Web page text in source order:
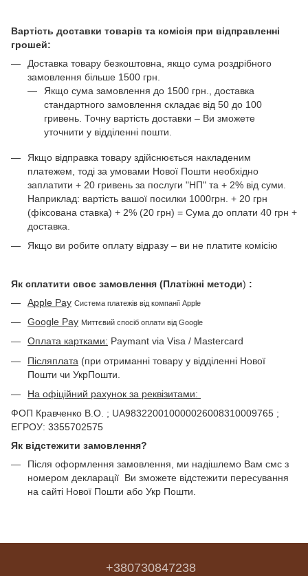
Вартість доставки товарів та комісія при відправленні
грошей:
Доставка товару безкоштовна, якщо сума роздрібного
замовлення більше 1500 грн.
Якщо сума замовлення до 1500 грн., доставка
стандартного замовлення складає від 50 до 100
гривень. Точну вартість доставки – Ви зможете
уточнити у відділенні пошти.
Якщо відправка товару здійснюється накладеним
платежем, тоді за умовами Нової Пошти необхідно
заплатити + 20 гривень за послуги "НП" та + 2% від суми.
Наприклад: вартість вашої посилки 1000грн. + 20 грн
(фіксована ставка) + 2% (20 грн) = Сума до оплати 40 грн +
доставка.
Якщо ви робите оплату відразу – ви не платите комісію
Як сплатити своє замовлення (Платіжні методи) :
Apple Pay Система платежів від компанії Apple
Google Pay Миттєвий спосіб оплати від Google
Оплата картками: Paymant via Visa / Mastercard
Післяплата (при отриманні товару у відділенні Нової
Пошти чи УкрПошти.
На офіційний рахунок за реквізитами:
ФОП Кравченко В.О. ; UA983220010000026008310009765 ;
ЕГРОУ: 3355702575
Як відстежити замовлення?
Після оформлення замовлення, ми надішлемо Вам смс з
номером декларації Ви зможете відстежити пересування
на сайті Нової Пошти або Укр Пошти.
+380730847238